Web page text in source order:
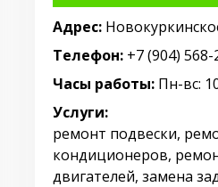
Адрес:
Телефон: +7 (904) 568-
Часы работы: Пн-вс:
Услуги:
ремонт подвески,
кондиционеров,
двигателей, замена